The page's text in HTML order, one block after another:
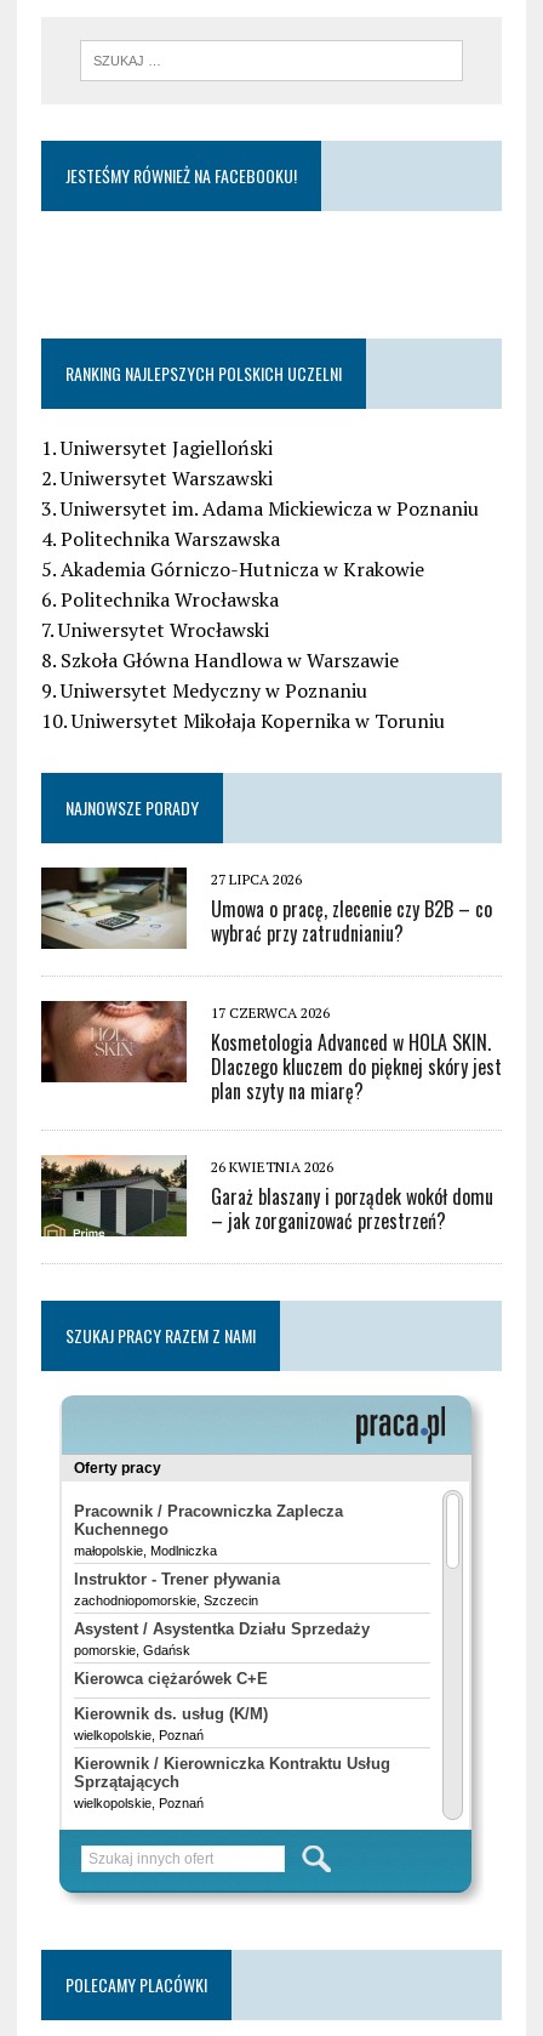
JESTEŚMY RÓWNIEŻ NA FACEBOOKU!
RANKING NAJLEPSZYCH POLSKICH UCZELNI
1. Uniwersytet Jagielloński
2. Uniwersytet Warszawski
3. Uniwersytet im. Adama Mickiewicza w Poznaniu
4. Politechnika Warszawska
5. Akademia Górniczo-Hutnicza w Krakowie
6. Politechnika Wrocławska
7. Uniwersytet Wrocławski
8. Szkoła Główna Handlowa w Warszawie
9. Uniwersytet Medyczny w Poznaniu
10. Uniwersytet Mikołaja Kopernika w Toruniu
NAJNOWSZE PORADY
27 LIPCA 2026
Umowa o pracę, zlecenie czy B2B – co
wybrać przy zatrudnianiu?
17 CZERWCA 2026
Kosmetologia Advanced w HOLA SKIN.
Dlaczego kluczem do pięknej skóry jest
plan szyty na miarę?
26 KWIETNIA 2026
Garaż blaszany i porządek wokół domu
– jak zorganizować przestrzeń?
SZUKAJ PRACY RAZEM Z NAMI
POLECAMY PLACÓWKI